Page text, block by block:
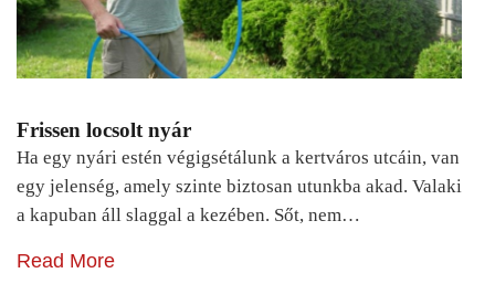
Frissen locsolt nyár
Ha egy nyári estén végigsétálunk a kertváros utcáin, van
egy jelenség, amely szinte biztosan utunkba akad. Valaki
a kapuban áll slaggal a kezében. Sőt, nem…
Read More